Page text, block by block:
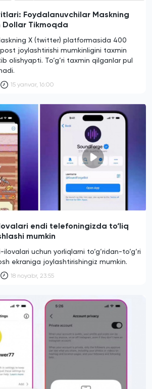
Foydalanuvchilar Maskning
Tikmoqda
X (twitter) platformasida 400
joylashtirishi mumkinligini taxmin
olishyapti. To‘g‘ri taxmin qilganlar pul
15 yanvar, 16:00
endi telefoningizda to‘liq
mumkin
uchun yorliqlarni to‘g‘ridan-to‘g‘ri
ekraniga joylashtirishingiz mumkin.
18 noyabr, 23:55